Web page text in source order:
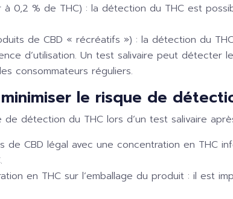
à 0,2 % de THC) : la détection du THC est
de CBD « récréatifs ») : la détection du
d’utilisation. Un test salivaire peut détecter
consommateurs réguliers.
le risque de
de détection du THC lors d’un test salivaire
de CBD légal avec une concentration en THC
en THC sur l’emballage du produit : il est